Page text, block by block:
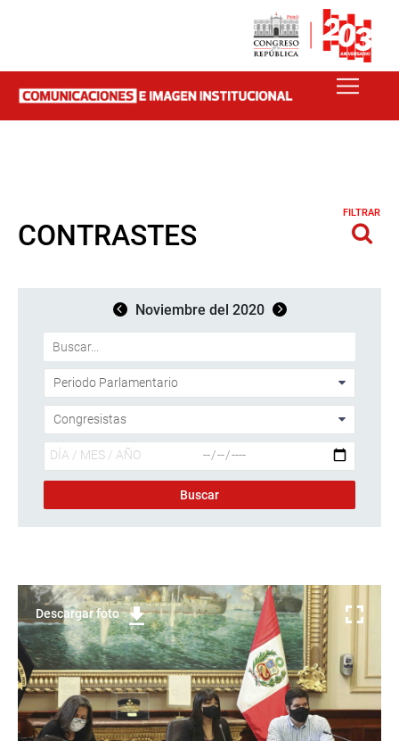
CONTRASTES
FILTRAR
Noviembre del 2020
Descargar foto